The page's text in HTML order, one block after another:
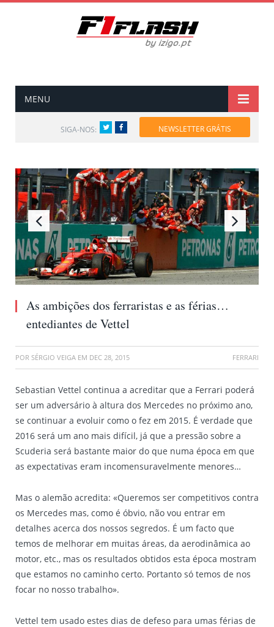
MENU
SIGA-NOS: TwitterFacebook NEWSLETTER GRÁTIS
As ambições dos ferraristas e as férias…
entediantes de Vettel
POR SÉRGIO VEIGA EM DEC 28, 2015 FERRARI
Sebastian Vettel continua a acreditar que a Ferrari poderá
ser um adversário à altura dos Mercedes no próximo ano,
se continuar a evoluir como o fez em 2015. É verdade que
2016 será um ano mais difícil, já que a pressão sobre a
Scuderia será bastante maior do que numa época em que
as expectativas eram incomensuravelmente menores…
Mas o alemão acredita: «Queremos ser competitivos contra
os Mercedes mas, como é óbvio, não vou entrar em
detalhes acerca dos nossos segredos. É um facto que
temos de melhorar em muitas áreas, da aerodinâmica ao
motor, etc., mas os resultados obtidos esta época mostram
que estamos no caminho certo. Portanto só temos de nos
focar no nosso trabalho».
Vettel tem usado estes dias de defeso para umas férias de